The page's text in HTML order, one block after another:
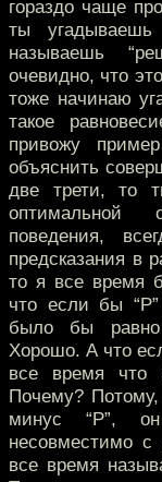
гораздо чаще
ты
называешь
очевидно, что
тоже начинаю
такое
привожу
объяснить
две трети, то
оптимальной
поведения,
предсказания в
то я все время
что если бы
было бы равно
Хорошо. А что
все время что
Почему?
минус “P”,
несовместимо
все время